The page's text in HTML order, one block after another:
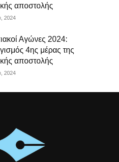
αποστολής
2024
Αγώνες 2024:
4ης μέρας της
αποστολής
2024